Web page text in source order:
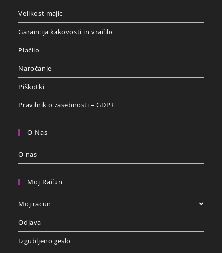
Velikost majic
Garancija kakovosti in vračilo
Plačilo
Naročanje
Piškotki
Pravilnik o zasebnosti – GDPR
O Nas
O nas
Moj Račun
Moj račun
Odjava
Izgubljeno geslo